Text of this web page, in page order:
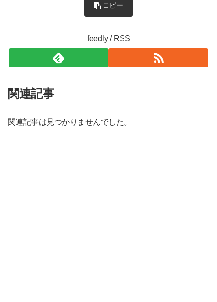
コピー
feedly / RSS
関連記事
関連記事は見つかりませんでした。